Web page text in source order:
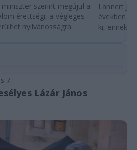
szerint megújul a
érettségi, a végleges
nyilvánosságra.
Lannert
években
ki, ennek
7.
Lázár János